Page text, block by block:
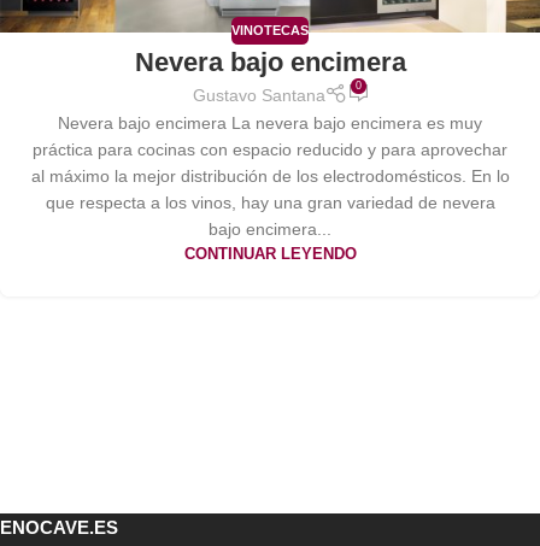
VINOTECAS
Nevera bajo encimera
Gustavo Santana 0
Nevera bajo encimera La nevera bajo encimera es muy
práctica para cocinas con espacio reducido y para aprovechar
al máximo la mejor distribución de los electrodomésticos. En lo
que respecta a los vinos, hay una gran variedad de nevera
bajo encimera...
CONTINUAR LEYENDO
ENOCAVE.ES